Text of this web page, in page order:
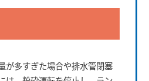
が多すぎた場合や排水管閉塞